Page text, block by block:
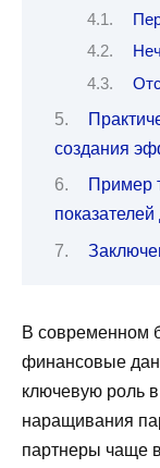
создания
Пример
В современном
финансовые
ключевую роль
наращивания
партнеры чаще